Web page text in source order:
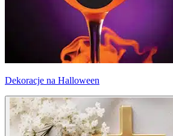
Dekoracje na Halloween